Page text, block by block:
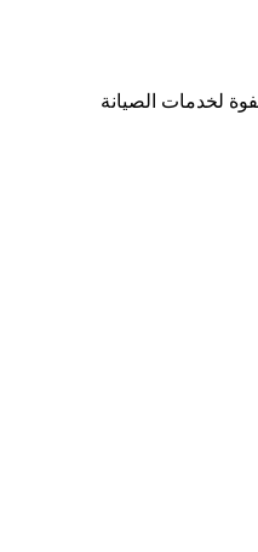
لخدمات الصيانة